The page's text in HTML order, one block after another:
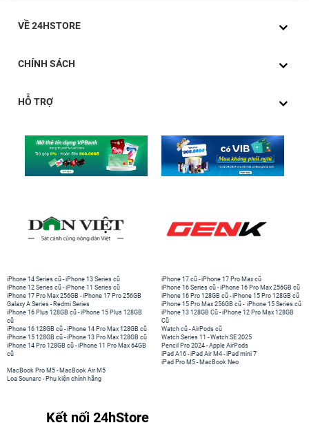
VỀ 24HSTORE
CHÍNH SÁCH
HỖ TRỢ
iPhone 14 Series cũ -iPhone 13 Series cũ
iPhone 12 Series cũ -iPhone 11 Series cũ
iPhone 17 Pro Max 256GB -iPhone 17 Pro 256GB
Galaxy A Series - Redmi Series
iPhone 17 cũ -iPhone 17 Pro Max cũ
iPhone 16 Series cũ - iPhone 16 Pro Max 256GB cũ
iPhone 16 Pro 128GB cũ -iPhone 15 Pro 128GB cũ
iPhone 15 Pro Max 256GB cũ - iPhone 15 Series cũ
iPhone 16 Plus 128GB cũ -iPhone 15 Plus 128GB
cũ
iPhone 16 128GB cũ -iPhone 14 Pro Max 128GB cũ
iPhone 15 128GB cũ -iPhone 13 Pro Max 128GB cũ
iPhone 14 Pro 128GB cũ -iPhone 11 Pro Max 64GB
cũ
iPhone 13 128GB Cũ -iPhone 12 Pro Max 128GB
Cũ
Watch cũ -AirPods cũ
Watch Series 11 -Watch SE 2025
Pencil Pro 2024 -Apple AirPods
iPad A16 -iPad Air M4 -iPad mini 7
iPad Pro M5 - MacBook Neo
MacBook Pro M5 - MacBook Air M5
Loa Sounarc - Phụ kiện chính hãng
Kết nối 24hStore